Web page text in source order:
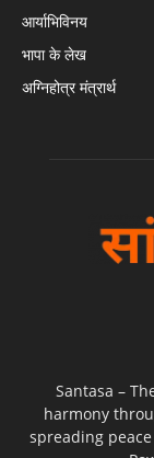
आर्याभिविनय
भापा के लेख
अग्निहोत्र मंत्रार्थ
Santasa –
harmony
spreading